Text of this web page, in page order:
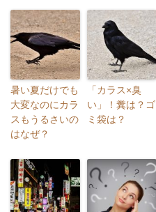
暑い夏だけでも
大変なのにカラ
スもうるさいの
はなぜ？
「カラス×臭
い」！糞は？ゴ
ミ袋は？